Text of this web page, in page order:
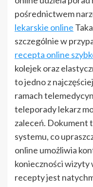
pośrednictwem
lekarskie online
szczególnie w
recepta online
kolejek oraz
to jedno z
ramach
teleporady lekarz
zaleceń. Dokument
systemu, co
online umożliwia
konieczności wizyty
recepty jest